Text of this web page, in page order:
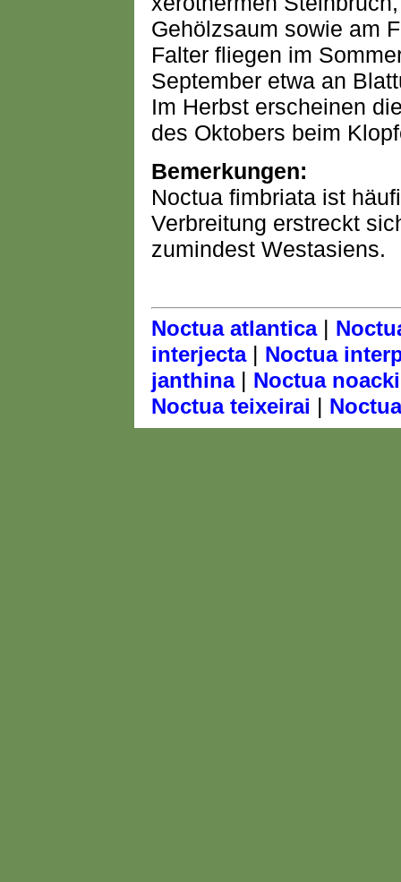
Gehölzsaum sowie am
Falter fliegen im
September etwa an
Im Herbst erscheinen
des Oktobers beim
Bemerkungen:
Noctua fimbriata ist
Verbreitung erstreckt
zumindest Westasiens.
Noctua atlantica|
interjecta| Noctua
janthina| Noctua noacki
Noctua teixeirai |